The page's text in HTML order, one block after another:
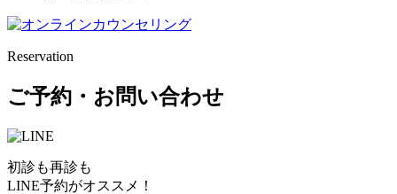
Reservation
ご予約・お問い合わせ
初診も再診も
LINE予約がオススメ！